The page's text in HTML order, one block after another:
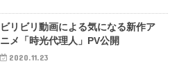
ビリビリ動画による気になる新作ア
ニメ「時光代理人」PV公開
2020.11.23